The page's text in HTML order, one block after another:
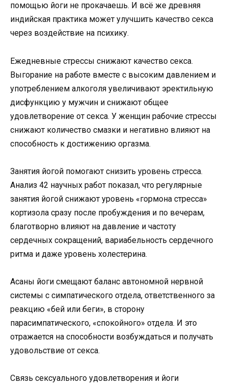
помощью йоги не прокачаешь. И всё же древняя
индийская практика может улучшить качество секса
через воздействие на психику.
Ежедневные стрессы снижают качество секса.
Выгорание на работе вместе с высоким давлением и
употреблением алкоголя увеличивают эректильную
дисфункцию у мужчин и снижают общее
удовлетворение от секса. У женщин рабочие стрессы
снижают количество смазки и негативно влияют на
способность к достижению оргазма.
Занятия йогой помогают снизить уровень стресса.
Анализ 42 научных работ показал, что регулярные
занятия йогой снижают уровень «гормона стресса»
кортизола сразу после пробуждения и по вечерам,
благотворно влияют на давление и частоту
сердечных сокращений, вариабельность сердечного
ритма и даже уровень холестерина.
Асаны йоги смещают баланс автономной нервной
системы с симпатического отдела, ответственного за
реакцию «бей или беги», в сторону
парасимпатического, «спокойного» отдела. И это
отражается на способности возбуждаться и получать
удовольствие от секса.
Связь сексуального удовлетворения и йоги